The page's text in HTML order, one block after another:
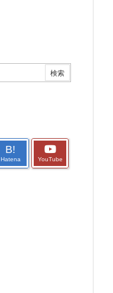
B!
Hatena YouTube